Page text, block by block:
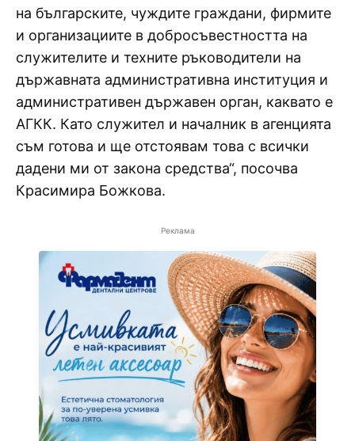
на българските, чуждите граждани, фирмите
и организациите в добросъвестността на
служителите и техните ръководители на
държавната административна институция и
административен държавен орган, каквато е
АГКК. Като служител и началник в агенцията
съм готова и ще отстоявам това с всички
дадени ми от закона средства“, посочва
Красимира Божкова.
Реклама